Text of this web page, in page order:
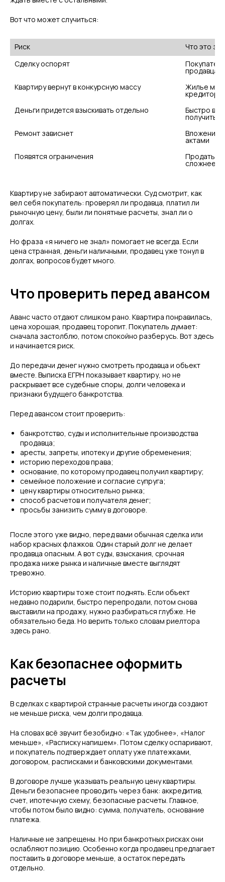
Вот что может случиться:
Риск
Что это
Сделку оспорят
продавца
Квартиру вернут в конкурсную массу
Жилье
Деньги придется взыскивать отдельно
Быстро
получиться
Ремонт зависнет
Вложения
актами
Появятся ограничения
Продать
сложнее
Квартиру не забирают автоматически. Суд смотрит, как
вел себя покупатель: проверял ли продавца, платил ли
рыночную цену, были ли понятные расчеты, знал ли о
долгах.
Но фраза «я ничего не знал» помогает не всегда. Если
цена странная, деньги наличными, продавец уже тонул в
долгах, вопросов будет много.
Что проверить перед авансом
Аванс часто отдают слишком рано. Квартира понравилась,
цена хорошая, продавец торопит. Покупатель думает:
сначала застолблю, потом спокойно разберусь. Вот здесь
и начинается риск.
До передачи денег нужно смотреть продавца и объект
вместе. Выписка ЕГРН показывает квартиру, но не
раскрывает все судебные споры, долги человека и
признаки будущего банкротства.
Перед авансом стоит проверить:
банкротство, суды и исполнительные производства
продавца;
аресты, запреты, ипотеку и другие обременения;
историю переходов права;
основание, по которому продавец получил квартиру;
семейное положение и согласие супруга;
цену квартиры относительно рынка;
способ расчетов и получателя денег;
просьбы занизить сумму в договоре.
После этого уже видно, перед вами обычная сделка или
набор красных флажков. Один старый долг не делает
продавца опасным. А вот суды, взыскания, срочная
продажа ниже рынка и наличные вместе выглядят
тревожно.
Историю квартиры тоже стоит поднять. Если объект
недавно подарили, быстро перепродали, потом снова
выставили на продажу, нужно разбираться глубже. Не
обязательно беда. Но верить только словам риелтора
здесь рано.
Как безопаснее оформить
расчеты
В сделках с квартирой странные расчеты иногда создают
не меньше риска, чем долги продавца.
На словах всё звучит безобидно: «Так удобнее», «Налог
меньше», «Расписку напишем». Потом сделку оспаривают,
и покупатель подтверждает оплату уже платежками,
договором, расписками и банковскими документами.
В договоре лучше указывать реальную цену квартиры.
Деньги безопаснее проводить через банк: аккредитив,
счет, ипотечную схему, безопасные расчеты. Главное,
чтобы потом было видно: сумма, получатель, основание
платежа.
Наличные не запрещены. Но при банкротных рисках они
ослабляют позицию. Особенно когда продавец предлагает
поставить в договоре меньше, а остаток передать
отдельно.